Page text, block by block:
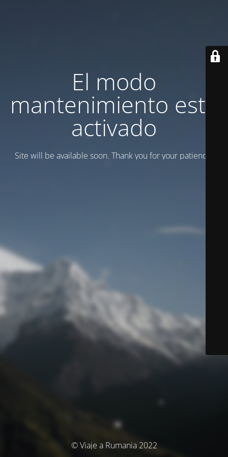
El modo
mantenimiento está
activado
Site will be available soon. Thank you for your patience!
© Viaje a Rumania 2022